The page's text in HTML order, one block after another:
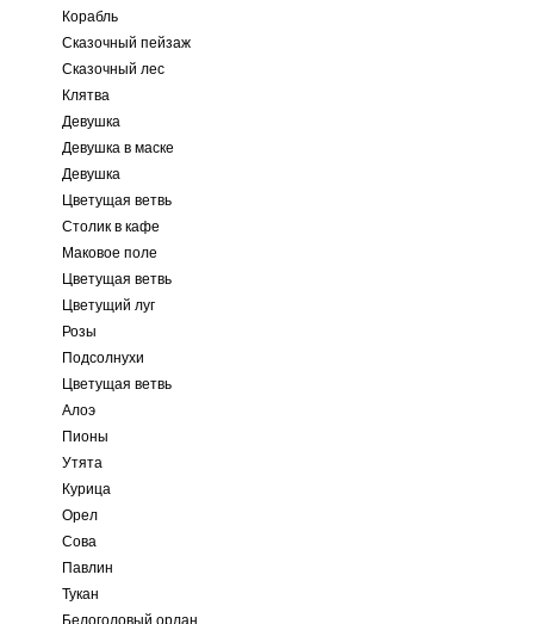
Корабль
Сказочный пейзаж
Сказочный лес
Клятва
Девушка
Девушка в маске
Девушка
Цветущая ветвь
Столик в кафе
Маковое поле
Цветущая ветвь
Цветущий луг
Розы
Подсолнухи
Цветущая ветвь
Алоэ
Пионы
Утята
Курица
Орел
Сова
Павлин
Тукан
Белоголовый орлан